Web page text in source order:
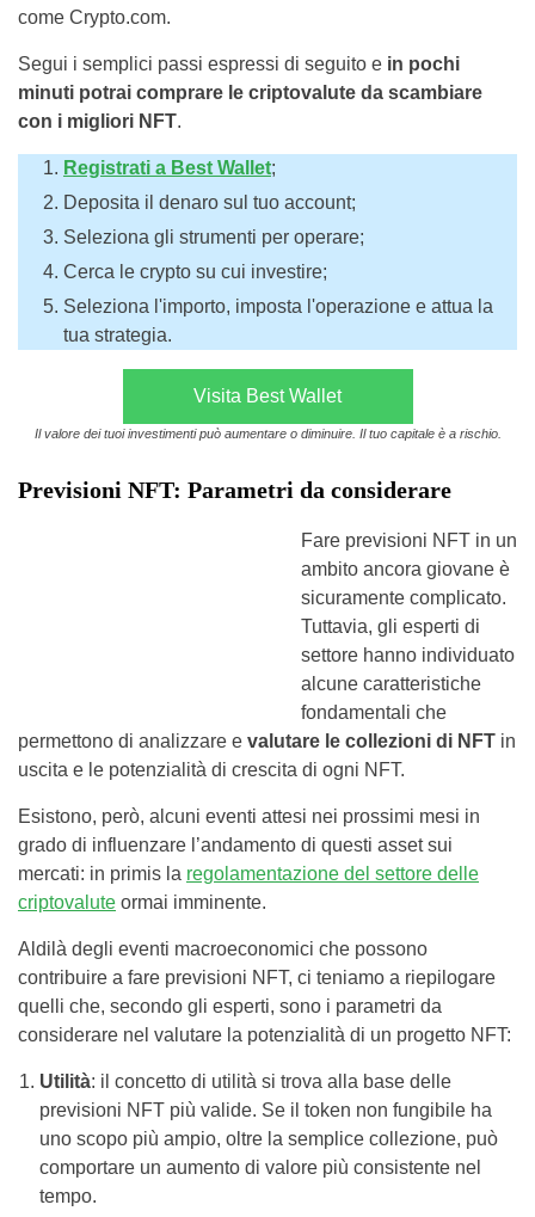
come Crypto.com.
Segui i semplici passi espressi di seguito e in pochi
minuti potrai comprare le criptovalute da scambiare
con i migliori NFT.
Registrati a Best Wallet;
Deposita il denaro sul tuo account;
Seleziona gli strumenti per operare;
Cerca le crypto su cui investire;
Seleziona l'importo, imposta l'operazione e attua la
tua strategia.
Visita Best Wallet
Il valore dei tuoi investimenti può aumentare o diminuire. Il tuo capitale è a rischio.
Previsioni NFT: Parametri da considerare
Fare previsioni NFT in un
ambito ancora giovane è
sicuramente complicato.
Tuttavia, gli esperti di
settore hanno individuato
alcune caratteristiche
fondamentali che
permettono di analizzare e valutare le collezioni di NFT in
uscita e le potenzialità di crescita di ogni NFT.
Esistono, però, alcuni eventi attesi nei prossimi mesi in
grado di influenzare l’andamento di questi asset sui
mercati: in primis la regolamentazione del settore delle
criptovalute ormai imminente.
Aldilà degli eventi macroeconomici che possono
contribuire a fare previsioni NFT, ci teniamo a riepilogare
quelli che, secondo gli esperti, sono i parametri da
considerare nel valutare la potenzialità di un progetto NFT:
Utilità: il concetto di utilità si trova alla base delle
previsioni NFT più valide. Se il token non fungibile ha
uno scopo più ampio, oltre la semplice collezione, può
comportare un aumento di valore più consistente nel
tempo.